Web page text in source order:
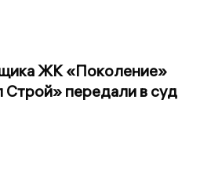
ЖК «Поколение»
передали в суд